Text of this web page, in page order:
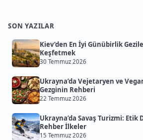
SON YAZILAR
Kiev’den En İyi Günübirlik
Keşfetmek
30 Temmuz 2026
Ukrayna’da Vejetaryen ve
Gezginin Rehberi
22 Temmuz 2026
Ukrayna’da Savaş Turizmi:
Rehber İlkeler
15 Temmuz 2026